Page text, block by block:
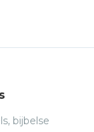
in een huis van
bijbelse